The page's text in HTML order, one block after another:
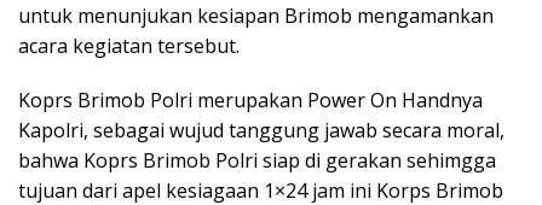
untuk menunjukan kesiapan Brimob mengamankan
acara kegiatan tersebut.
Koprs Brimob Polri merupakan Power On Handnya
Kapolri, sebagai wujud tanggung jawab secara moral,
bahwa Koprs Brimob Polri siap di gerakan sehimgga
tujuan dari apel kesiagaan 1×24 jam ini Korps Brimob